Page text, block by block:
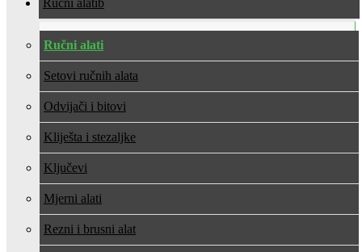
Ručni alati
Ručni alati
Setovi ručnih alata
Odvijači i bitovi
Kliješta i stezaljke
Ključevi
Mjerni alati
Rezni i brusni alat